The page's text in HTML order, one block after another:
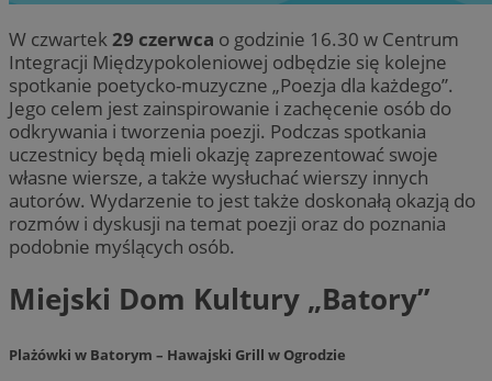
W czwartek29 czerwca o godzinie 16.30 w Centrum
Integracji Międzypokoleniowej odbędzie się kolejne
spotkanie poetycko-muzyczne „Poezja dla każdego”.
Jego celem jest zainspirowanie i zachęcenie osób do
odkrywania i tworzenia poezji. Podczas spotkania
uczestnicy będą mieli okazję zaprezentować swoje
własne wiersze, a także wysłuchać wierszy innych
autorów. Wydarzenie to jest także doskonałą okazją do
rozmów i dyskusji na temat poezji oraz do poznania
podobnie myślących osób.
Miejski Dom Kultury „Batory”
Plażówki w Batorym – Hawajski Grill w Ogrodzie